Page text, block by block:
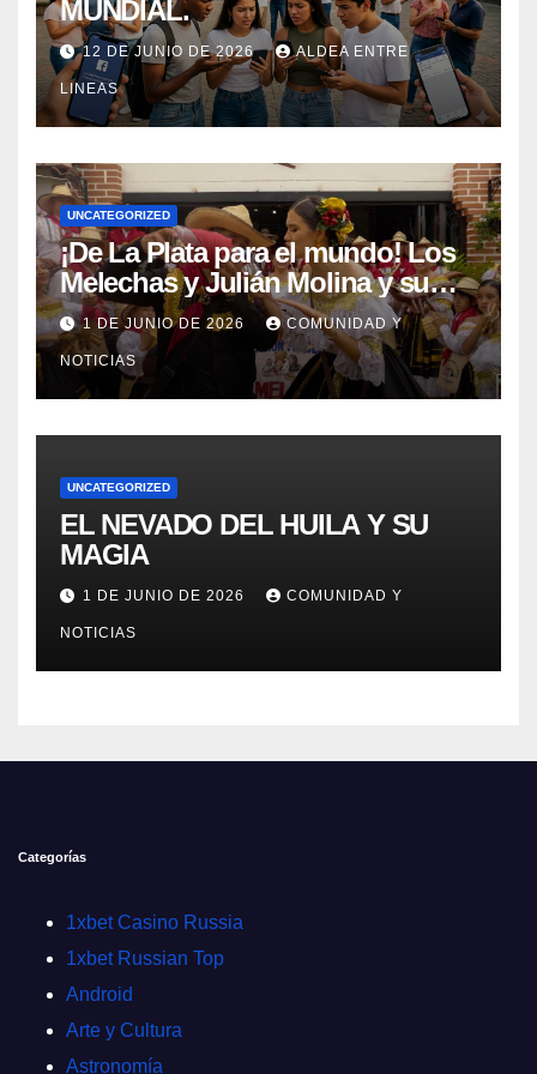
MUNDIAL.
12 DE JUNIO DE 2026 ALDEA ENTRE
LINEAS
UNCATEGORIZED
¡De La Plata para el mundo! Los
Melechas y Julián Molina y su
nuevo éxito: «Pere Tántico»
1 DE JUNIO DE 2026 COMUNIDAD Y
NOTICIAS
UNCATEGORIZED
EL NEVADO DEL HUILA Y SU
MAGIA
1 DE JUNIO DE 2026 COMUNIDAD Y
NOTICIAS
Categorías
1xbet Casino Russia
1xbet Russian Top
Android
Arte y Cultura
Astronomía